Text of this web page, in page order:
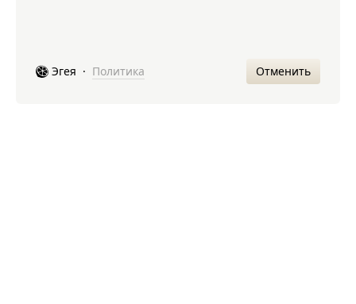
Эгея · Политика Отменить